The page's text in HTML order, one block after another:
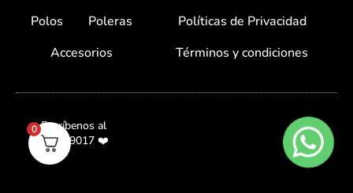
Polos
Poleras
Accesorios
Políticas de Privacidad
Términos y condiciones
Escríbenos al
987059017 ❤️
0